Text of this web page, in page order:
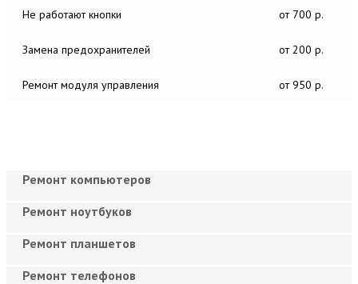
Не работают кнопки от 700 р.
Замена предохранителей от 200 р.
Ремонт модуля управления от 950 р.
Ремонт компьютеров
Ремонт ноутбуков
Ремонт планшетов
Ремонт телефонов